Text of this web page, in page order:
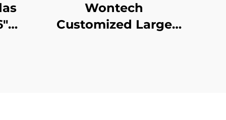
Wontech
Customized Large